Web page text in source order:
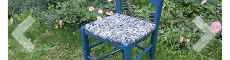
Previous Next